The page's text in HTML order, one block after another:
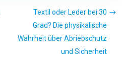
Textil oder Leder bei 30
Grad? Die physikalische
Wahrheit über Abriebschutz
und Sicherheit